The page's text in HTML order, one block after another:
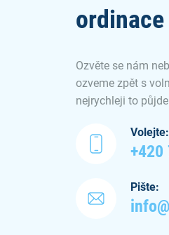
ordinace
Ozvěte se nám
ozveme zpět s
nejrychleji to
Volejte:
+420
Pište: